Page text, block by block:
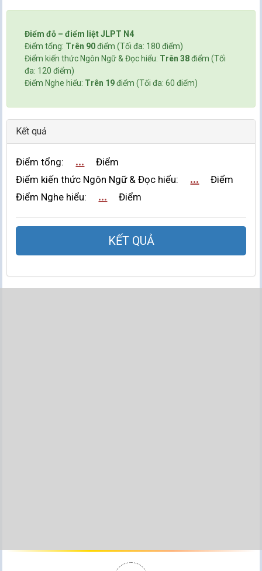
Điểm đỗ – điểm liệt JLPT N4
Điểm tổng: Trên 90điểm (Tối đa: 180 điểm)
Điểm kiến thức Ngôn Ngữ & Đọc hiểu: Trên 38điểm (Tối
đa: 120 điểm)
Điểm Nghe hiểu: Trên 19điểm (Tối đa: 60 điểm)
Kết quả
Điểm tổng: ...
Điểm
Điểm kiến thức Ngôn Ngữ & Đọc hiểu:
...
Điểm
Điểm Nghe hiểu:
... Điểm
KẾT QUẢ